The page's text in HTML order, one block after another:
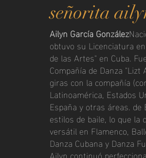
señorita
Ailyn García González
obtuvo su Licenciatura
de las Artes" en Cuba.
Compañía de Danza "Lizt
giras con la compañía
Latinoamérica, Estados
España y otras áreas.
estilos de baile, lo que
versátil en Flamenco,
Danza Cubana y Danza
Ailyn continuó